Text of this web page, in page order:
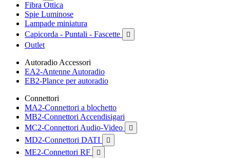
Fibra Ottica
Spie Luminose
Lampade miniatura
Capicorda - Puntali - Fascette

Outlet
Autoradio Accessori
EA2-Antenne Autoradio
EB2-Plance per autoradio
Connettori
MA2-Connettori a blochetto
MB2-Connettori Accendisigari
MC2-Connettori Audio-Video

MD2-Connettori DATI 
ME2-Connettori RF 